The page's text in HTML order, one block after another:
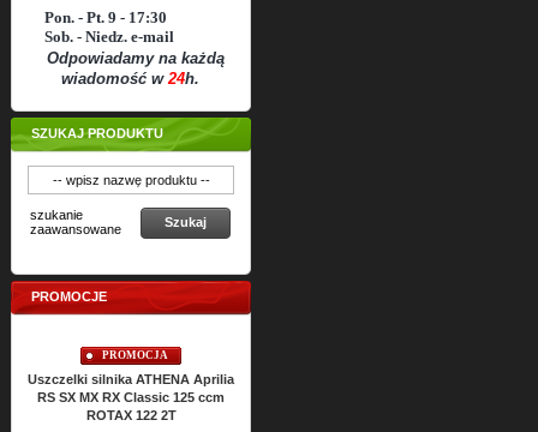
Pon. - Pt. 9 - 17:30
Sob. - Niedz. e-mail
Odpowiadamy na każdą
wiadomość w24h.
SZUKAJ PRODUKTU
szukanie
zaawansowane
Szukaj
PROMOCJE
PROMOCJA
Uszczelki silnika ATHENA Aprilia
RS SX MX RX Classic 125 ccm
ROTAX 122 2T